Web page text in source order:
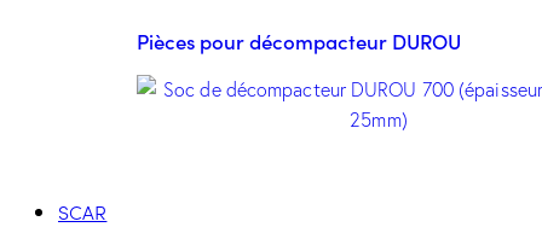
Pièces pour décompacteur DUROU
SCAR